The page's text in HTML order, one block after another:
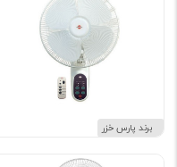
برند پارس خزر